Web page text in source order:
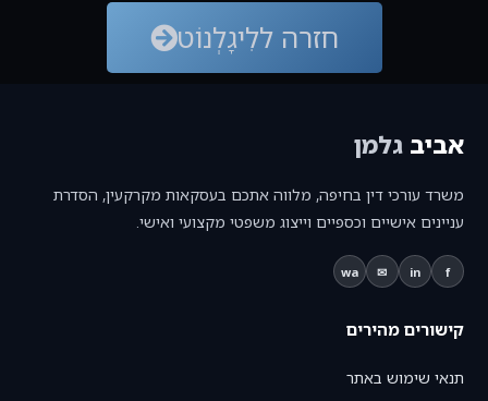
חזרה ללִיגָלְנוֹט
אביבגלמן
משרד עורכי דין בחיפה, מלווה אתכם בעסקאות מקרקעין, הסדרת
עניינים אישיים וכספיים וייצוג משפטי מקצועי ואישי.
f
in
✉
wa
קישורים מהירים
תנאי שימוש באתר